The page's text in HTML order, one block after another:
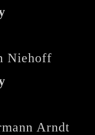
Niehoff
Arndt